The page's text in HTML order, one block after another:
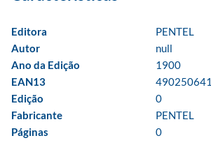
Editora
PENTEL
Autor
null
Ano da Edição
1900
EAN13
Edição
0
Fabricante
PENTEL
Páginas
0